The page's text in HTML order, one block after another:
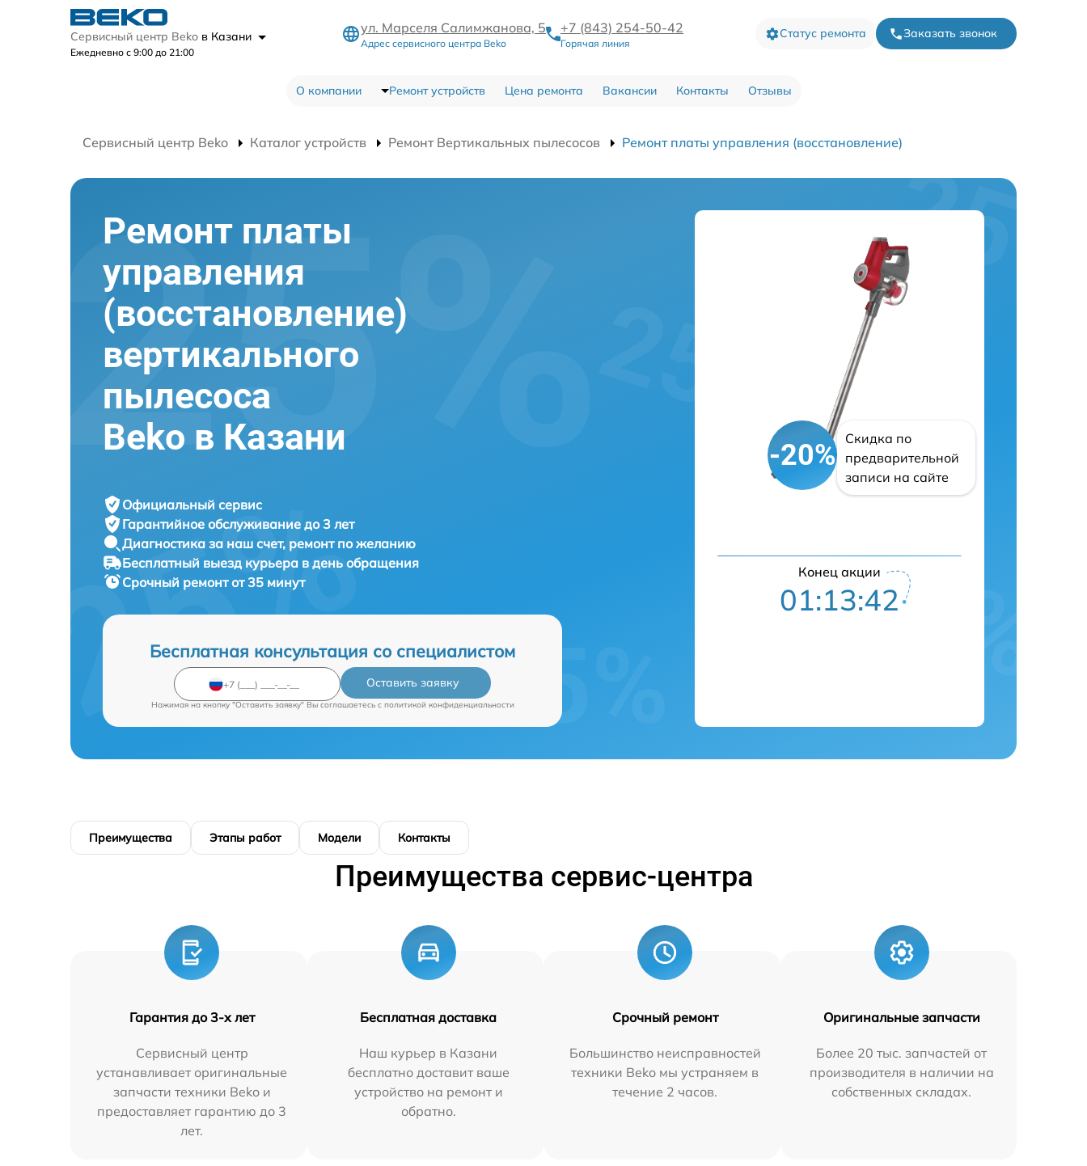
Сервисный центр Beko в Казани
Ежедневно с 9:00 до 21:00
ул. Марселя Салимжанова, 5
Адрес сервисного центра Beko
+7 (843) 254-50-42
Горячая линия
Статус ремонта Заказать звонок
О компании Ремонт устройств Цена ремонта Вакансии Контакты Отзывы
Сервисный центр Beko Каталог устройств Ремонт Вертикальных пылесосов Ремонт платы управления (восстановление)
Ремонт платы
управления
(восстановление)
вертикального
пылесоса
Beko в Казани
Официальный сервис
Гарантийное обслуживание до 3 лет
Диагностика за наш счет, ремонт по желанию
Бесплатный выезд курьера в день обращения
Срочный ремонтот 35 минут
Бесплатная консультация со специалистом
Оставить заявку
Нажимая на кнопку "Оставить заявку" Вы соглашаетесь c политикой конфиденциальности
-20%
Скидка по
предварительной
записи на сайте
Конец акции
01:13:41
Преимущества Этапы работ Модели Контакты
Преимущества сервис-центра
Гарантия до 3-х лет
Сервисный центр
устанавливает оригинальные
запчасти техники Beko и
предоставляет гарантию до 3
лет.
Бесплатная доставка
Наш курьер в Казани
бесплатно доставит ваше
устройство на ремонт и
обратно.
Срочный ремонт
Большинство неисправностей
техники Beko мы устраняем в
течение 2 часов.
Оригинальные запчасти
Более 20 тыс. запчастей от
производителя в наличии на
собственных складах.